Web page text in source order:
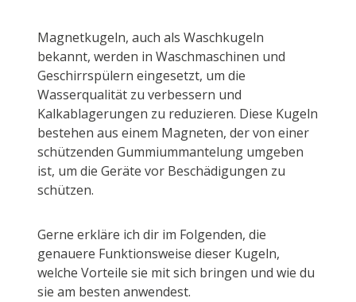
Magnetkugeln, auch als Waschkugeln
bekannt, werden in Waschmaschinen und
Geschirrspülern eingesetzt, um die
Wasserqualität zu verbessern und
Kalkablagerungen zu reduzieren. Diese Kugeln
bestehen aus einem Magneten, der von einer
schützenden Gummiummantelung umgeben
ist, um die Geräte vor Beschädigungen zu
schützen.
Gerne erkläre ich dir im Folgenden, die
genauere Funktionsweise dieser Kugeln,
welche Vorteile sie mit sich bringen und wie du
sie am besten anwendest.